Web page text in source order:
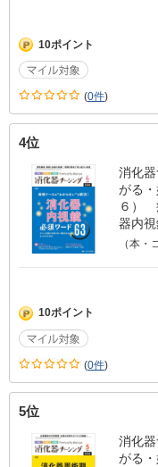
10ポイント
(0件)
4位
消化
がる
６）
器内
（本・
10ポイント
(0件)
5位
消化
がる